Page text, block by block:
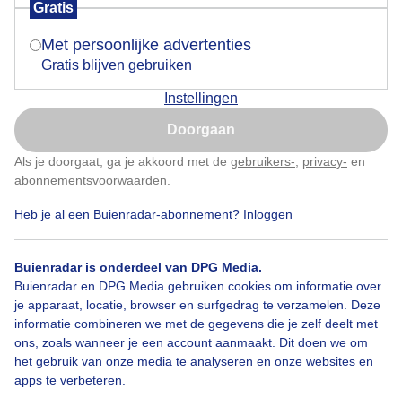
Gratis
Met persoonlijke advertenties
Gratis blijven gebruiken
Instellingen
Doorgaan
Als je doorgaat, ga je akkoord met de gebruikers- privacy- en
abonnementsvoorwaarden
Heb je al een Buienradar-abonnement? Inloggen
Buienradar is onderdeel van DPG Media.
Buienradar en DPG Media gebruiken cookies om informatie over
je apparaat, locatie, browser en surfgedrag te verzamelen. Deze
informatie combineren we met de gegevens die je zelf deelt met
ons, zoals wanneer je een account aanmaakt. Dit doen we om
het gebruik van onze media te analyseren en onze websites en
apps te verbeteren.
Door: Piet Grim Gemaakt: 09-05-2026, 22x bekeken
Lente Zon
Bekijk slideshow
Is goed, toon de popup
Nu niet, misschien later
Klik hierom dit aan te passen